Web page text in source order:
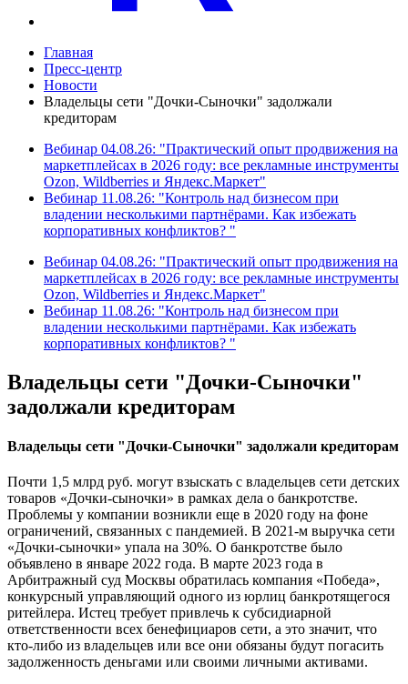
Главная
Пресс-центр
Новости
Владельцы сети "Дочки-Сыночки" задолжали
кредиторам
Вебинар 04.08.26: "Практический опыт продвижения на
маркетплейсах в 2026 году: все рекламные инструменты
Ozon, Wildberries и Яндекс.Маркет"
Вебинар 11.08.26: "Контроль над бизнесом при
владении несколькими партнёрами. Как избежать
корпоративных конфликтов? "
Вебинар 04.08.26: "Практический опыт продвижения на
маркетплейсах в 2026 году: все рекламные инструменты
Ozon, Wildberries и Яндекс.Маркет"
Вебинар 11.08.26: "Контроль над бизнесом при
владении несколькими партнёрами. Как избежать
корпоративных конфликтов? "
Владельцы сети "Дочки-Сыночки"
задолжали кредиторам
Владельцы сети "Дочки-Сыночки" задолжали кредиторам
Почти 1,5 млрд руб. могут взыскать с владельцев сети детских
товаров «Дочки-сыночки» в рамках дела о банкротстве.
Проблемы у компании возникли еще в 2020 году на фоне
ограничений, связанных с пандемией. В 2021-м выручка сети
«Дочки-сыночки» упала на 30%. О банкротстве было
объявлено в январе 2022 года. В марте 2023 года в
Арбитражный суд Москвы обратилась компания «Победа»,
конкурсный управляющий одного из юрлиц банкротящегося
ритейлера. Истец требует привлечь к субсидиарной
ответственности всех бенефициаров сети, а это значит, что
кто-либо из владельцев или все они обязаны будут погасить
задолженность деньгами или своими личными активами.